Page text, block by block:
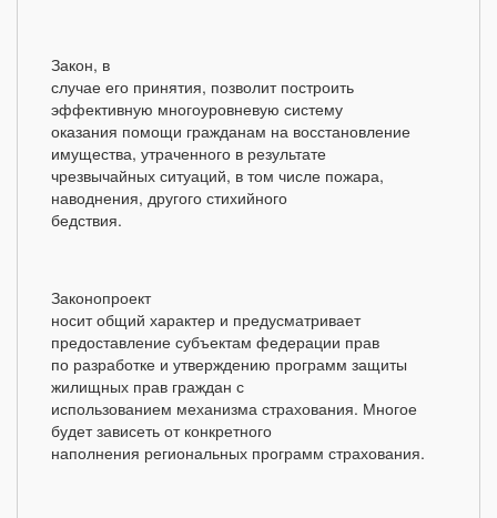
Закон, в
случае его принятия, позволит построить
эффективную многоуровневую систему
оказания помощи гражданам на восстановление
имущества, утраченного в результате
чрезвычайных ситуаций, в том числе пожара,
наводнения, другого стихийного
бедствия.
Законопроект
носит общий характер и предусматривает
предоставление субъектам федерации прав
по разработке и утверждению программ защиты
жилищных прав граждан с
использованием механизма страхования. Многое
будет зависеть от конкретного
наполнения региональных программ страхования.